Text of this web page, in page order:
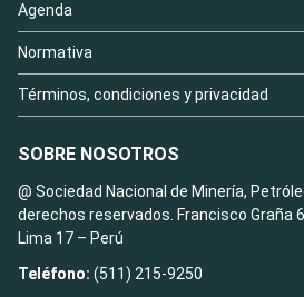
Agenda
Normativa
Términos, condiciones y privacidad
SOBRE NOSOTROS
@ Sociedad Nacional de Minería,
derechos reservados. Francisco Graña
Lima 17 – Perú
Teléfono: (511) 215-9250